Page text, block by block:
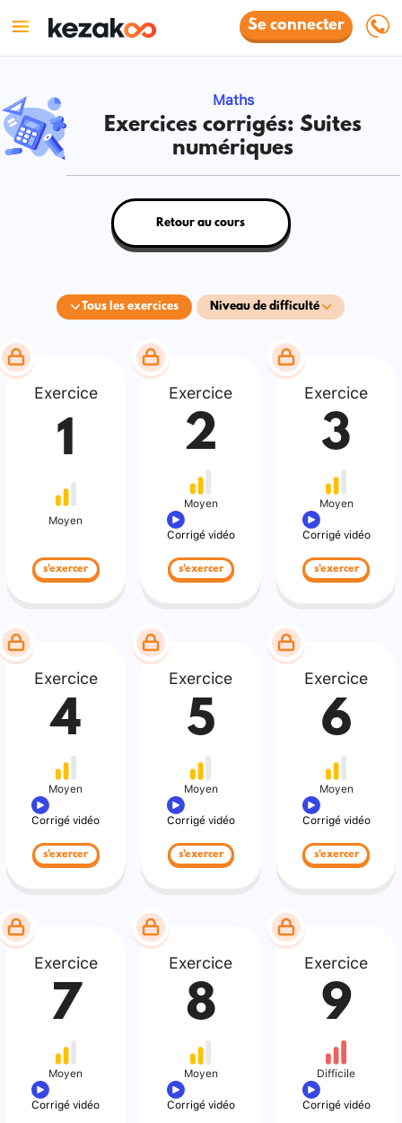
Se connecter
Maths
Exercices corrigés: Suites
numériques
Tous les exercices Niveau de difficulté
Retour au cours
Exercice
1
Moyen
s'exercer
Exercice
2
Moyen
Corrigé vidéo
s'exercer
Exercice
3
Moyen
Corrigé vidéo
s'exercer
Exercice
4
Moyen
Corrigé vidéo
s'exercer
Exercice
5
Moyen
Corrigé vidéo
s'exercer
Exercice
6
Moyen
Corrigé vidéo
s'exercer
Exercice
7
Moyen
Corrigé vidéo
Exercice
8
Moyen
Corrigé vidéo
Exercice
9
Difficile
Corrigé vidéo